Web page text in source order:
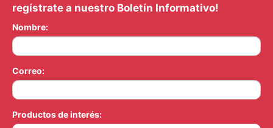
regístrate a nuestro Boletín Informativo!
Nombre:
Correo:
Productos de interés: